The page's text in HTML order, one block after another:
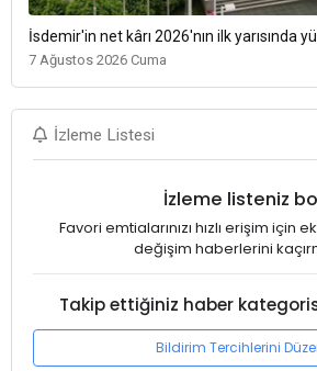
İsdemir'in net kârı 2026'nın ilk yarısında
7 Ağustos 2026 Cuma
İzleme Listesi
İzleme listeniz
Favori emtialarınızı hızlı erişim için
değişim haberlerini
Takip ettiğiniz haber
Bildirim Tercihlerini